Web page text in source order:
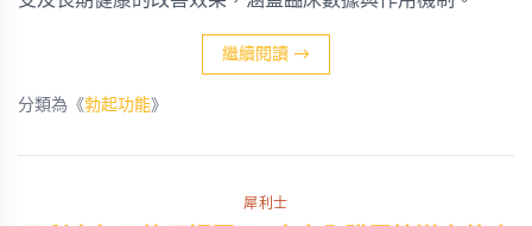
繼續閱讀 →
分類為《勃起功能》
犀利士